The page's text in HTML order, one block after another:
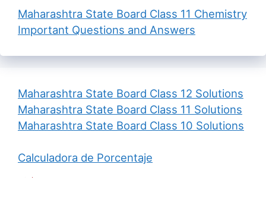
Maharashtra State Board Class 11 Chemistry
Important Questions and Answers
Maharashtra State Board Class 12 Solutions
Maharashtra State Board Class 11 Solutions
Maharashtra State Board Class 10 Solutions
Calculadora de Porcentaje